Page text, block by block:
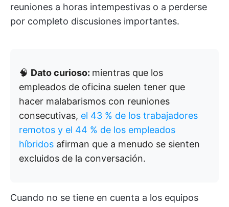
reuniones a horas intempestivas o a perderse
por completo discusiones importantes.
🧠 Dato curioso: mientras que los
empleados de oficina suelen tener que
hacer malabarismos con reuniones
consecutivas, el 43 % de los trabajadores
remotos y el 44 % de los empleados
híbridos afirman que a menudo se sienten
excluidos de la conversación.
Cuando no se tiene en cuenta a los equipos